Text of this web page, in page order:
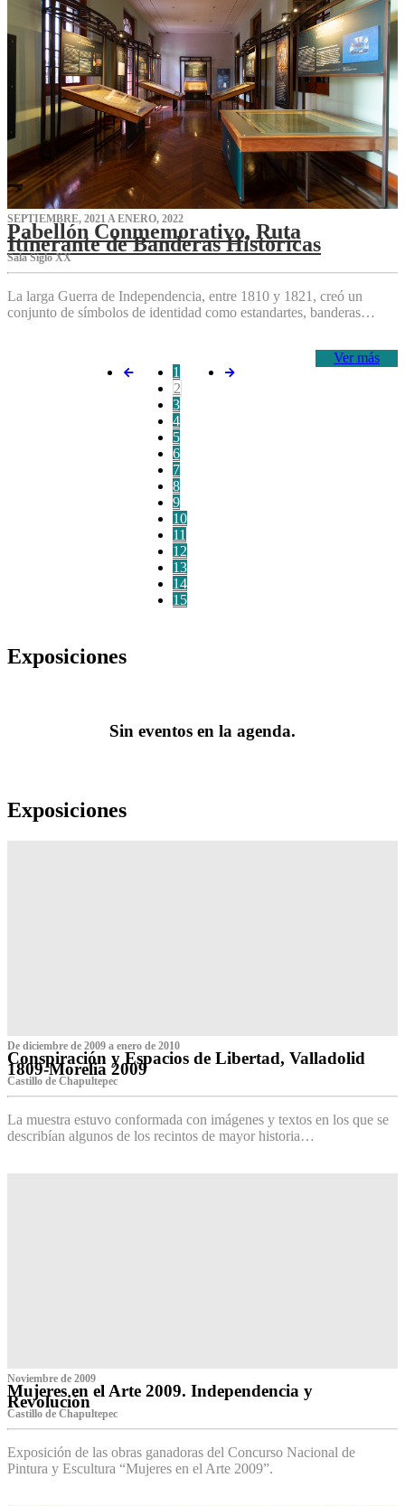
SEPTIEMBRE, 2021 A ENERO, 2022
Pabellón Conmemorativo, Ruta
Itinerante de Banderas Históricas
Sala Siglo XX
La larga Guerra de Independencia, entre 1810 y 1821, creó un
conjunto de símbolos de identidad como estandartes, banderas…
Ver más
1
2
3
4
5
6
7
8
9
10
11
12
13
14
15
Exposiciones
Sin eventos en la agenda.
Exposiciones
De diciembre de 2009 a enero de 2010
Conspiración y Espacios de Libertad, Valladolid
1809-Morelia 2009
Castillo de Chapultepec
La muestra estuvo conformada con imágenes y textos en los que se
describían algunos de los recintos de mayor historia…
Noviembre de 2009
Mujeres en el Arte 2009. Independencia y
Revolución
Castillo de Chapultepec
Exposición de las obras ganadoras del Concurso Nacional de
Pintura y Escultura “Mujeres en el Arte 2009”.